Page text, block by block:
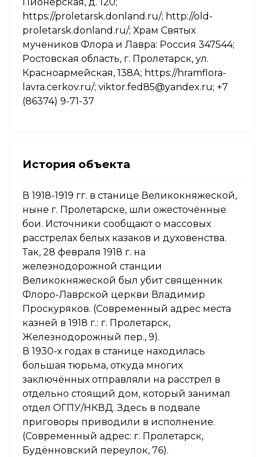
Пионерская, д. 120;
https://proletarsk.donland.ru/; http://old-
proletarsk.donland.ru/; Храм Святых
мучеников Флора и Лавра: Россия 347544;
Ростовская область, г. Пролетарск, ул.
Красноармейская, 138А; https://hramflora-
lavra.cerkov.ru/; viktor.fed85@yandex.ru; +7
(86374) 9-71-37
История объекта
В 1918-1919 гг. в станице Великокняжеской,
ныне г. Пролетарске, шли ожесточённые
бои. Источники сообщают о массовых
расстрелах белых казаков и духовенства.
Так, 28 февраля 1918 г. на
железнодорожной станции
Великокняжеской был убит священник
Флоро-Лаврской церкви Владимир
Проскуряков. (Современный адрес места
казней в 1918 г.: г. Пролетарск,
Железнодорожный пер., 9).
В 1930-х годах в станице находилась
большая тюрьма, откуда многих
заключённых отправляли на расстрел в
отдельно стоящий дом, который занимал
отдел ОГПУ/НКВД. Здесь в подвале
приговоры приводили в исполнение.
(Современный адрес: г. Пролетарск,
Будённовский переулок, 76).